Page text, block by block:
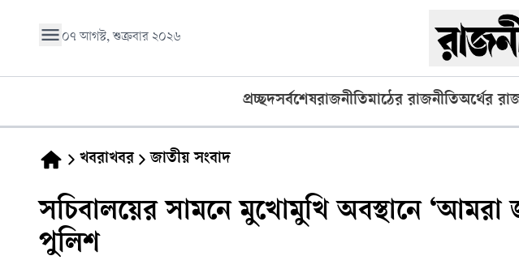
০৭ আগস্ট, শুক্রবার ২০২৬
প্রচ্ছদসর্বশেষরাজনীতিমাঠের রাজনীতিঅর্থের
খবরাখবর জাতীয় সংবাদ
সচিবালয়ের সামনে মুখোমুখি অবস্থানে ‘আমরা
পুলিশ